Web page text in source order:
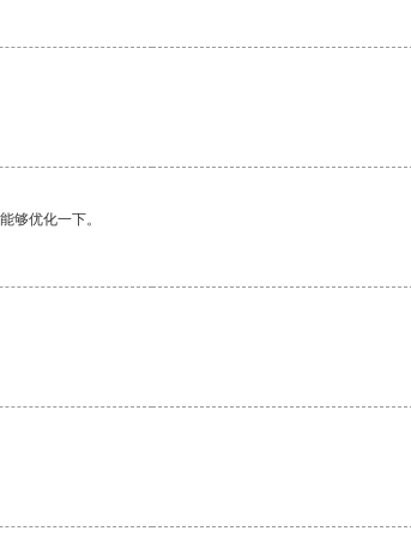
够优化一下。